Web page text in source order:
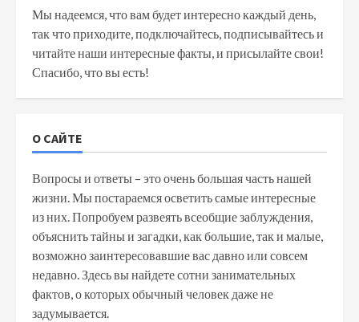
Мы надеемся, что вам будет интересно каждый день,
так что приходите, подключайтесь, подписывайтесь и
читайте наши интересные факты, и присылайте свои!
Спасибо, что вы есть!
О САЙТЕ
Вопросы и ответы – это очень большая часть нашей
жизни. Мы постараемся осветить самые интересные
из них. Попробуем развеять всеобщие заблуждения,
объяснить тайны и загадки, как большие, так и малые,
возможно заинтересовавшие вас давно или совсем
недавно. Здесь вы найдете сотни занимательных
фактов, о которых обычный человек даже не
задумывается.